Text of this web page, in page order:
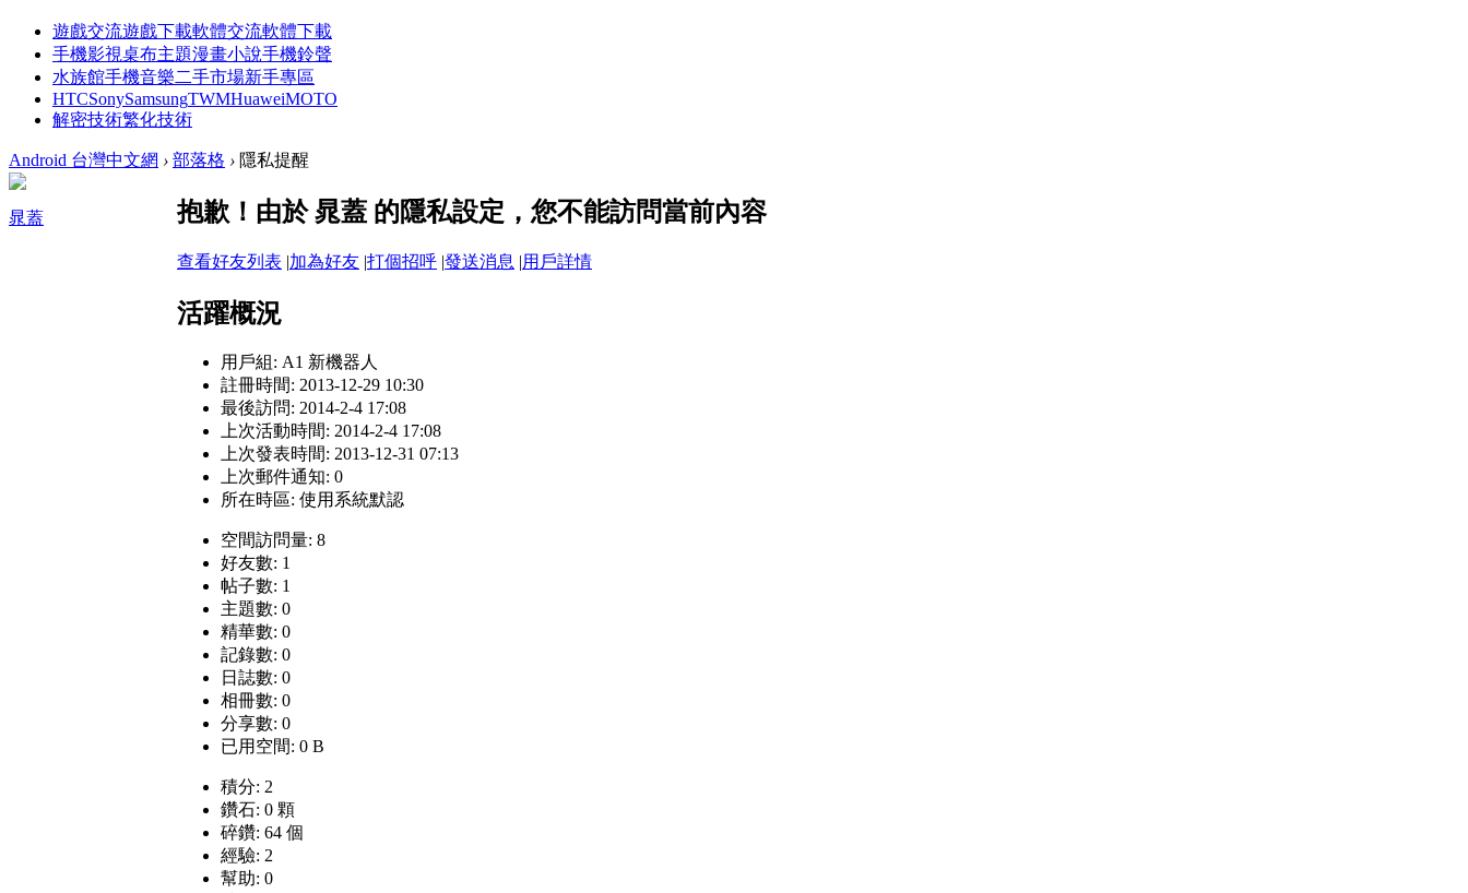
遊戲交流遊戲下載軟體交流軟體下載
手機影視桌布主題漫畫小說手機鈴聲
水族館手機音樂二手市場新手專區
HTCSonySamsungTWMHuaweiMOTO
解密技術繁化技術
Android 台灣中文網 › 部落格 › 隱私提醒
晁蓋 抱歉！由於 晁蓋 的隱私設定，您不能訪問當前內容
查看好友列表 |加為好友 |打個招呼 |發送消息 |用戶詳情
活躍概況
用戶組: A1 新機器人
註冊時間: 2013-12-29 10:30
最後訪問: 2014-2-4 17:08
上次活動時間: 2014-2-4 17:08
上次發表時間: 2013-12-31 07:13
上次郵件通知: 0
所在時區: 使用系統默認
空間訪問量: 8
好友數: 1
帖子數: 1
主題數: 0
精華數: 0
記錄數: 0
日誌數: 0
相冊數: 0
分享數: 0
已用空間: 0 B
積分: 2
鑽石: 0 顆
碎鑽: 64 個
經驗: 2
幫助: 0